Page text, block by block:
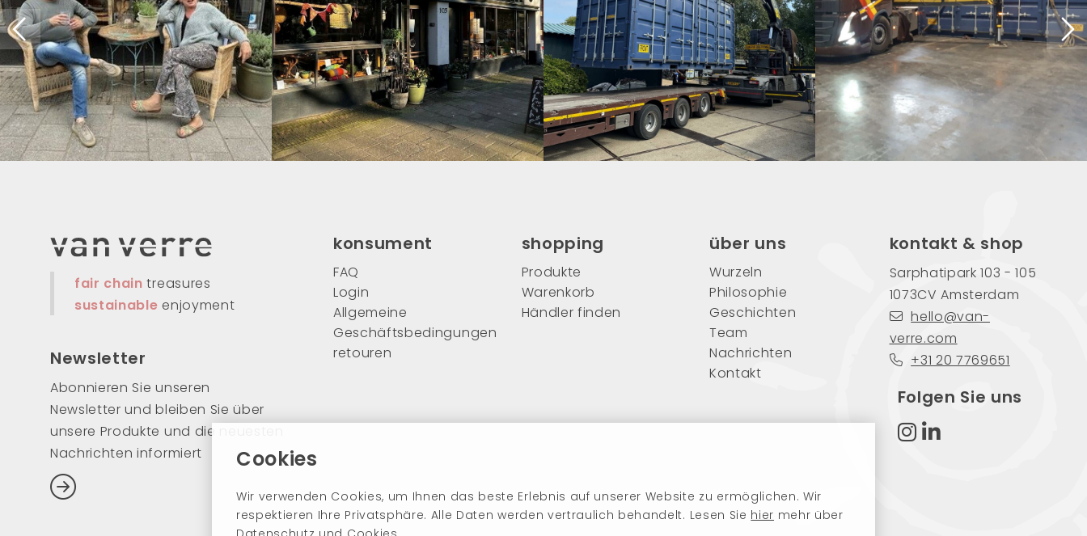
Cookies
Wir verwenden Cookies, um Ihnen das beste Erlebnis auf unserer Website zu ermöglichen. Wir
respektieren Ihre Privatsphäre. Alle Daten werden vertraulich behandelt. Lesen Sie hier mehr über
fair chaintreasures
sustainable enjoyment
Newsletter
Abonnieren Sie unseren
Newsletter und bleiben Sie über
unsere Produkte und die neuesten
Nachrichten informiert
konsument
FAQ
Login
Allgemeine
Geschäftsbedingungen
retouren
shopping
Produkte
Warenkorb
Händler finden
über uns
Wurzeln
Philosophie
Geschichten
Team
Nachrichten
Kontakt
kontakt & shop
Sarphatipark 103 - 105
1073CV Amsterdam
hello@van-
verre.com
+31 20 7769651
Folgen Sie uns